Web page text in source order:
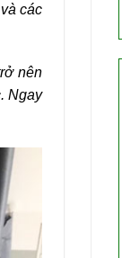
các
nên
Ngay